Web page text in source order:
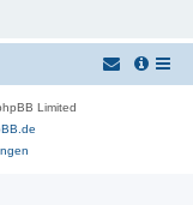
Limited